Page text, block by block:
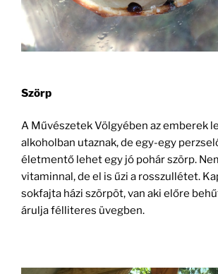
Szörp
A Művészetek Völgyében az emberek
alkoholban utaznak, de egy-egy
életmentő lehet egy jó pohár szörp.
vitaminnal, de el is űzi a rosszullétet.
sokfajta házi szörpöt, van aki előre
árulja félliteres üvegben.